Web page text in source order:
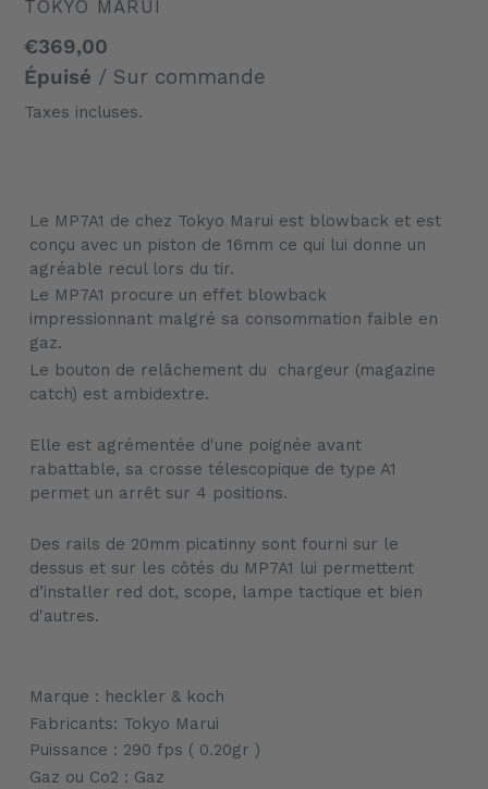
DISTRIBUTEUR
TOKYO MARUI
Prix
normal
€369,00
Épuisé / Sur commande
Taxes incluses.
votre
panier
Le MP7A1 de chez Tokyo Marui est blowback et est
conçu avec un piston de 16mm ce qui lui donne un
agréable recul lors du tir.
Le MP7A1 procure un effet blowback
impressionnant malgré sa consommation faible en
gaz.
Le bouton de relâchement du chargeur (magazine
catch) est ambidextre.
Elle est agrémentée d'une poignée avant
rabattable, sa crosse télescopique de type A1
permet un arrêt sur 4 positions.
Des rails de 20mm picatinny sont fourni sur le
dessus et sur les côtés du MP7A1 lui permettent
d’installer red dot, scope, lampe tactique et bien
d'autres.
Marque : heckler & koch
Fabricants: Tokyo Marui
Puissance : 290 fps ( 0.20gr )
Gaz ou Co2 : Gaz